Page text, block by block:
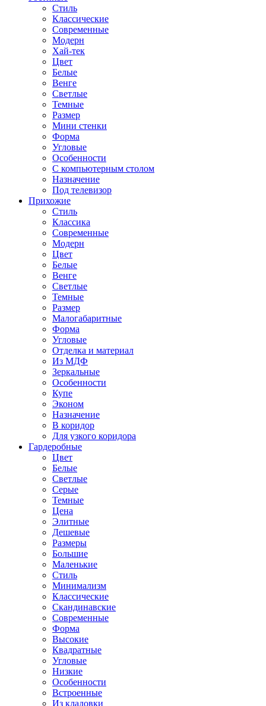
Стиль
Классические
Современные
Модерн
Хай-тек
Цвет
Белые
Венге
Светлые
Темные
Размер
Мини стенки
Форма
Угловые
Особенности
С компьютерным столом
Назначение
Под телевизор
Прихожие
Стиль
Классика
Современные
Модерн
Цвет
Белые
Венге
Светлые
Темные
Размер
Малогабаритные
Форма
Угловые
Отделка и материал
Из МДФ
Зеркальные
Особенности
Купе
Эконом
Назначение
В коридор
Для узкого коридора
Гардеробные
Цвет
Белые
Светлые
Серые
Темные
Цена
Элитные
Дешевые
Размеры
Большие
Маленькие
Стиль
Минимализм
Классические
Скандинавские
Современные
Форма
Высокие
Квадратные
Угловые
Низкие
Особенности
Встроенные
Из кладовки